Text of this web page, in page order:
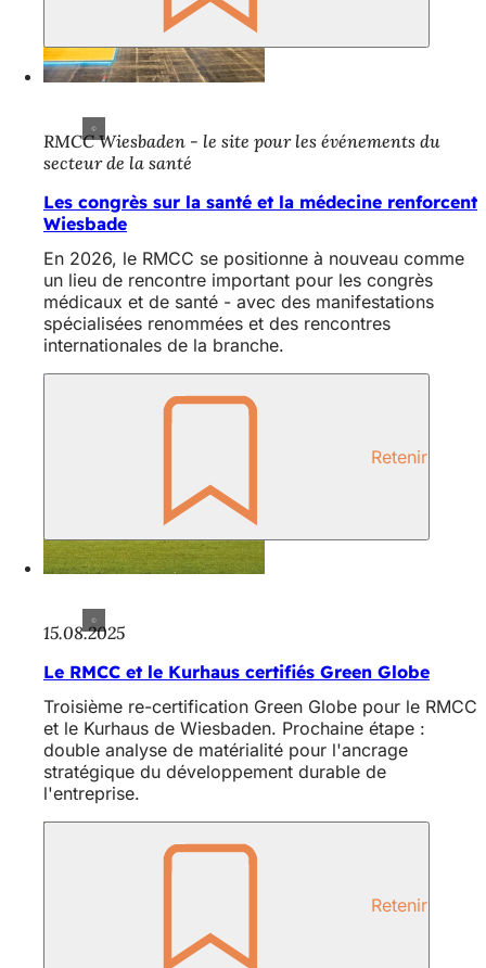
RMCC Wiesbaden - le site pour les événements du
secteur de la santé
Les congrès sur la santé et la médecine renforcent
Wiesbade
En 2026, le RMCC se positionne à nouveau comme
un lieu de rencontre important pour les congrès
médicaux et de santé - avec des manifestations
spécialisées renommées et des rencontres
internationales de la branche.
Retenir
15.08.2025
Le RMCC et le Kurhaus certifiés Green Globe
Troisième re-certification Green Globe pour le RMCC
et le Kurhaus de Wiesbaden. Prochaine étape :
double analyse de matérialité pour l'ancrage
stratégique du développement durable de
l'entreprise.
Retenir